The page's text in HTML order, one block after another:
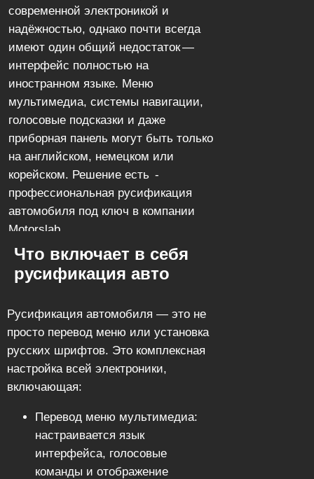
современной электроникой и
надёжностью, однако почти всегда
имеют один общий недостаток —
интерфейс полностью на
иностранном языке. Меню
мультимедиа, системы навигации,
голосовые подсказки и даже
приборная панель могут быть только
на английском, немецком или
корейском. Решение есть -
профессиональная русификация
автомобиля под ключ в компании
Motorslab
Что включает в себя
русификация авто
Русификация автомобиля — это не
просто перевод меню или установка
русских шрифтов. Это комплексная
настройка всей электроники,
включающая:
Перевод меню мультимедиа:
настраивается язык
интерфейса, голосовые
команды и отображение